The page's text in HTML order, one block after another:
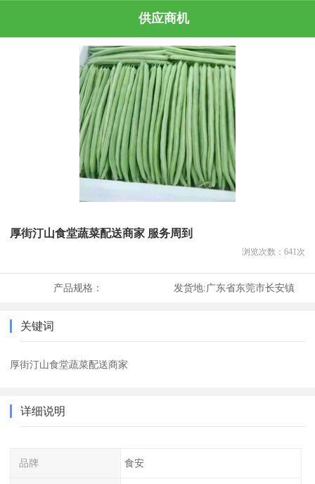
供应商机
厚街汀山食堂蔬菜配送商家 服务周到
浏览次数： 641 次
产品规格： 发货地:广东省东莞市长安镇
关键词
厚街汀山食堂蔬菜配送商家
详细说明
品牌 食安